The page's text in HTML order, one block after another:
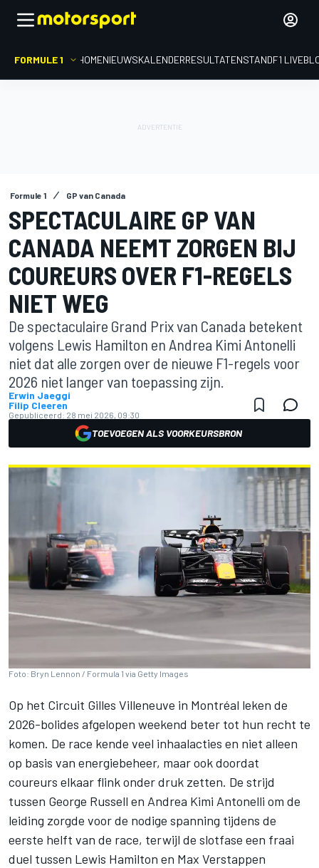
FORMULE 1 HOMENIEUWSKALENDERRESULTATENSTANDF1
Formule 1 GP van Canada
SPECTACULAIRE GP VAN
CANADA NEEMT ZORGEN BIJ
COUREURS OVER F1-REGELS
NIET WEG
De spectaculaire Grand Prix van Canada betekent
volgens Lewis Hamilton en Andrea Kimi Antonelli
niet dat alle zorgen over de nieuwe F1-regels voor
2026 niet langer van toepassing zijn.
Erwin Jaeggi
Filip Cleeren
Gepubliceerd: 28 mei 2026, 09:30
TOEVOEGEN ALS VOORKEURSBRON
Foto: Bryn Lennon / Formula 1 via Getty Images
Op het Circuit Gilles Villeneuve in Montréal leken de
2026-bolides afgelopen weekend beter tot hun recht te
komen. De race kende veel inhaalacties en niet alleen
op basis van energiebeheer, maar ook doordat
coureurs elkaar flink onder druk zetten. De strijd
tussen George Russell en Andrea Kimi Antonelli om de
leiding zorgde voor de nodige spanning tijdens de
eerste helft van de race, terwijl de slotfase een fraai
duel tussen Lewis Hamilton en Max Verstappen